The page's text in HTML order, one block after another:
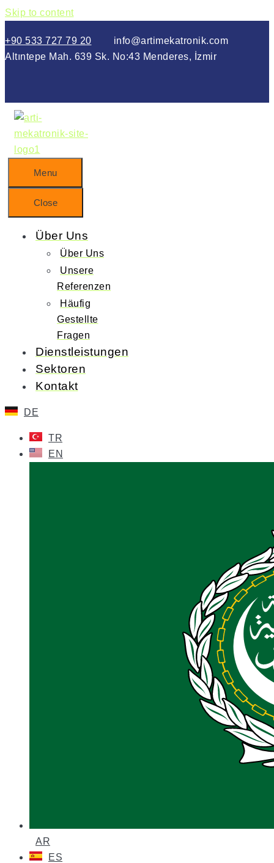
Skip to content
+90 533 727 79 20 info@artimekatronik.com
Altıntepe Mah. 639 Sk. No:43 Menderes, İzmir
Menu
Close
Über Uns
Über Uns
Unsere
Referenzen
Häufig
Gestellte
Fragen
Dienstleistungen
Sektoren
Kontakt
DE
TR
EN
AR
ES